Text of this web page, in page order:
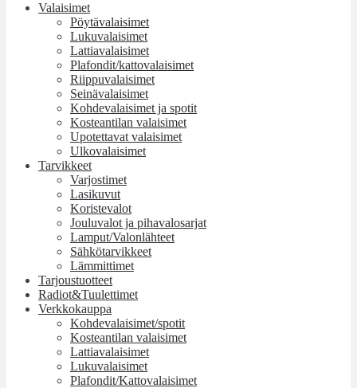
Valaisimet
Pöytävalaisimet
Lukuvalaisimet
Lattiavalaisimet
Plafondit/kattovalaisimet
Riippuvalaisimet
Seinävalaisimet
Kohdevalaisimet ja spotit
Kosteantilan valaisimet
Upotettavat valaisimet
Ulkovalaisimet
Tarvikkeet
Varjostimet
Lasikuvut
Koristevalot
Jouluvalot ja pihavalosarjat
Lamput/Valonlähteet
Sähkötarvikkeet
Lämmittimet
Tarjoustuotteet
Radiot&Tuulettimet
Verkkokauppa
Kohdevalaisimet/spotit
Kosteantilan valaisimet
Lattiavalaisimet
Lukuvalaisimet
Plafondit/Kattovalaisimet